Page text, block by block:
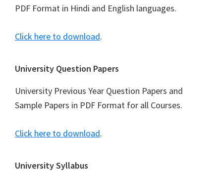
PDF Format in Hindi and English languages.
Click here to download.
University Question Papers
University Previous Year Question Papers and
Sample Papers in PDF Format for all Courses.
Click here to download.
University Syllabus